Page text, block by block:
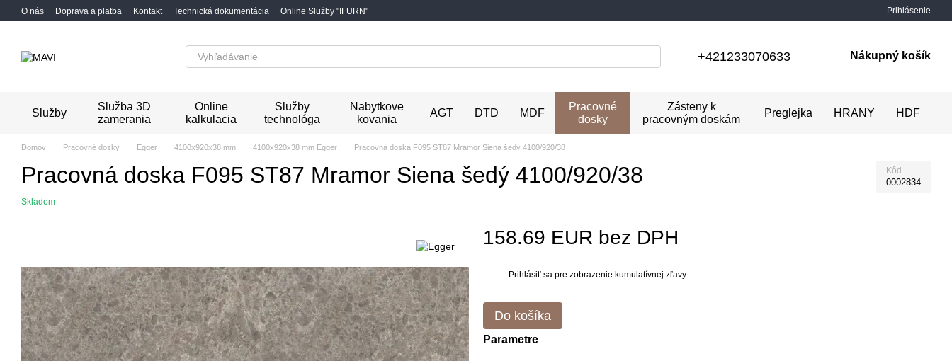
Перейти к основному контенту
O nás Doprava a platba Kontakt Technická dokumentácia Online Služby "IFURN" Prihlásenie
+421233070633 Nákupný košík
Služby
Služba 3D
zamerania
Online
kalkulacia
Služby
technológa
Nabytkove
kovania
AGT DTD MDF
Pracovné
dosky
Zásteny k
pracovným doskám
Preglejka HRANY HDF
Domov Pracovné dosky Egger 4100x920x38 mm 4100x920x38 mm Egger Pracovná doska F095 ST87 Mramor Siena šedý 4100/920/38
Pracovná doska F095 ST87 Mramor Siena šedý 4100/920/38 Kôd
0002834
Skladom
158.69 EUR bez DPH
Prihlásiť sa pre zobrazenie kumulatívnej zľavy
Do košíka
Parametre